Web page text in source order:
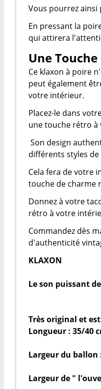
Vous pourrez
En pressant la
qui attirera
Une
Ce klaxon à poire
peut également
votre intérieur.
Placez-le dans
une touche rétro à
Son design
différents styles
Cela fera de votre
touche de charme
Donnez à votre
rétro à votre
Commandez dès
d'authenticité
KLAXON
Le son puissant
Très original et
Longueur : 35/40
Largeur du ballon
Largeur de "